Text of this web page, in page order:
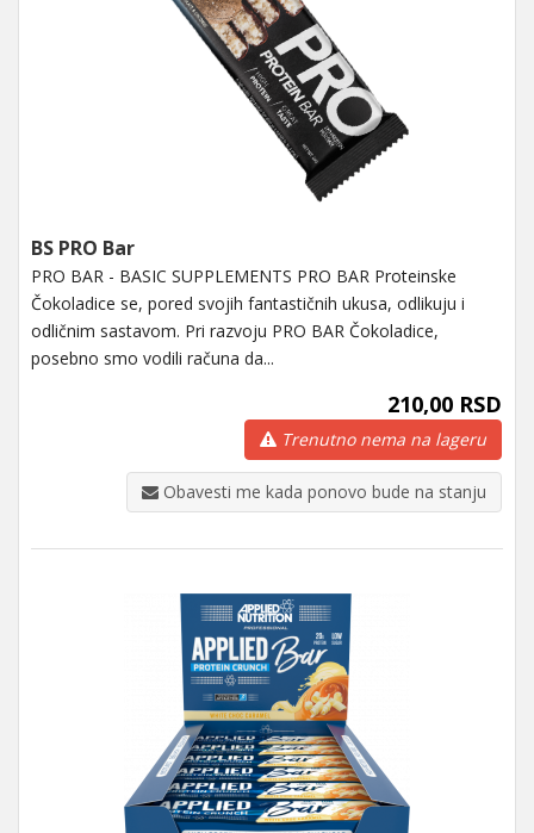
BS PRO Bar
PRO BAR - BASIC SUPPLEMENTS PRO BAR Proteinske
Čokoladice se, pored svojih fantastičnih ukusa, odlikuju i
odličnim sastavom. Pri razvoju PRO BAR Čokoladice,
posebno smo vodili računa da...
210,00 RSD
Trenutno nema na lageru
Obavesti me kada ponovo bude na stanju